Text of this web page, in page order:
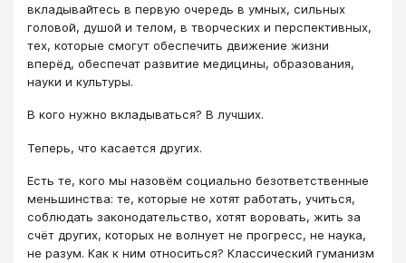
вкладывайтесь в первую очередь в умных, сильных
головой, душой и телом, в творческих и перспективных,
тех, которые смогут обеспечить движение жизни
вперёд, обеспечат развитие медицины, образования,
науки и культуры.
В кого нужно вкладываться? В лучших.
Теперь, что касается других.
Есть те, кого мы назовём социально безответственные
меньшинства: те, которые не хотят работать, учиться,
соблюдать законодательство, хотят воровать, жить за
счёт других, которых не волнует не прогресс, не наука,
не разум. Как к ним относиться? Классический гуманизм